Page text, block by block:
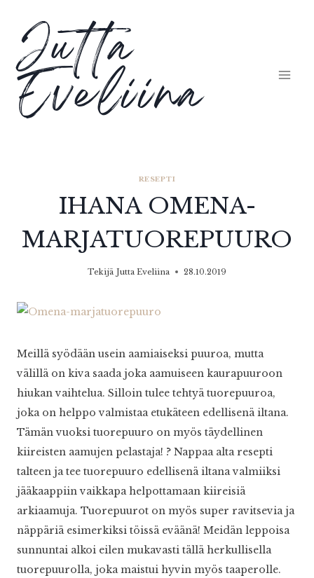
sisältöön
Jutta
Eveliina
RESEPTI
IHANA OMENA-
MARJATUOREPUURO
Tekijä Jutta Eveliina 28.10.2019
Meillä syödään usein aamiaiseksi puuroa, mutta
välillä on kiva saada joka aamuiseen kaurapuuroon
hiukan vaihtelua. Silloin tulee tehtyä tuorepuuroa,
joka on helppo valmistaa etukäteen edellisenä iltana.
Tämän vuoksi tuorepuuro on myös täydellinen
kiireisten aamujen pelastaja! ? Nappaa alta resepti
talteen ja tee tuorepuuro edellisenä iltana valmiiksi
jääkaappiin vaikkapa helpottamaan kiireisiä
arkiaamuja. Tuorepuurot on myös super ravitsevia ja
näppäriä esimerkiksi töissä eväänä! Meidän leppoisa
sunnuntai alkoi eilen mukavasti tällä herkullisella
tuorepuurolla, joka maistui hyvin myös taaperolle.